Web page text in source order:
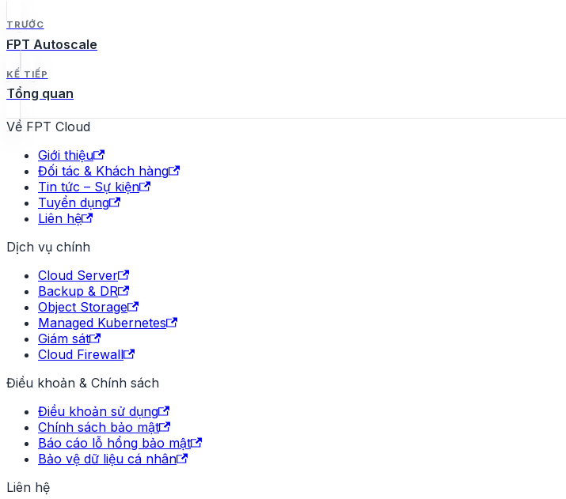
TRƯỚC
FPT Autoscale
KẾ TIẾP
Tổng quan
Về FPT Cloud
Giới thiệu
Đối tác & Khách hàng
Tin tức – Sự kiện
Tuyển dụng
Liên hệ
Dịch vụ chính
Cloud Server
Backup & DR
Object Storage
Managed Kubernetes
Giám sát
Cloud Firewall
Điều khoản & Chính sách
Điều khoản sử dụng
Chính sách bảo mật
Báo cáo lỗ hổng bảo mật
Bảo vệ dữ liệu cá nhân
Liên hệ